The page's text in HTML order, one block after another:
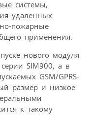
системы,
удаленных
пожарные
применения.
нового модуля
SIM900, а в
GSM/GPRS-
размер и низкое
к такому